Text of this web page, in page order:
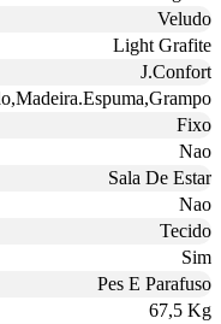
Veludo
Light Grafite
J.Confort
Fixo
Nao
Sala De Estar
Nao
Tecido
Sim
Pes E Parafuso
67,5 Kg